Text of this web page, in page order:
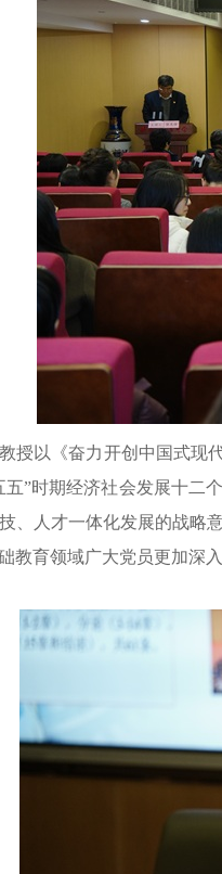
授以《奋力开创中国式现
五”时期经济社会发展十
、人才一体化发展的战略
教育领域广大党员更加深入